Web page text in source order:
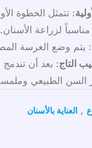
: تتمثل الخطوة
لزراعة الأسنان.
: يتم وضع الغرسة
التاج: بعد أن
السن الطبيعي
, العناية بالأسنان